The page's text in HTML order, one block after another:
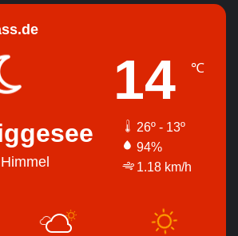
14 ℃
26º - 13º
94%
1.18 km/h